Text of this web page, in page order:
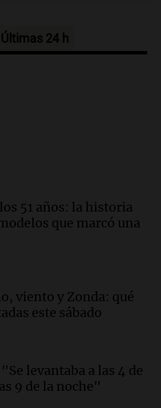
esta noche a
papá
Privada: el revés
una debilidad
prepara para una
turistas y el
de Pourrain:
llevaron para
limpiaron 9.000
Últimas 24 h
51 años: la historia
que marcó una
viento y Zonda: qué
este sábado
levantaba a las 4 de
9 de la noche"